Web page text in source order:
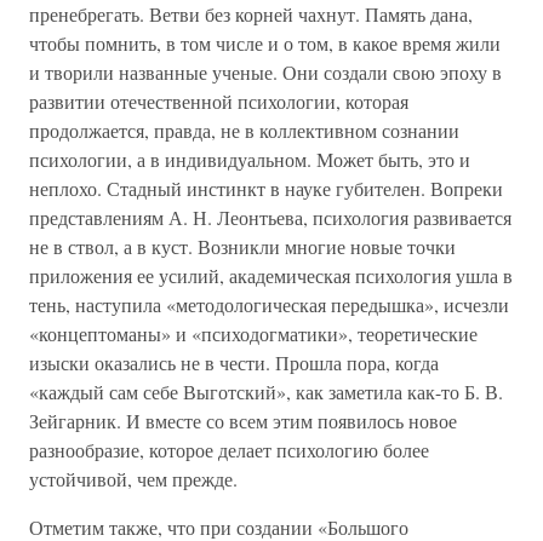
пренебрегать. Ветви без корней чахнут. Память дана,
чтобы помнить, в том числе и о том, в какое время жили
и творили названные ученые. Они создали свою эпоху в
развитии отечественной психологии, которая
продолжается, правда, не в коллективном сознании
психологии, а в индивидуальном. Может быть, это и
неплохо. Стадный инстинкт в науке губителен. Вопреки
представлениям А. Н. Леонтьева, психология развивается
не в ствол, а в куст. Возникли многие новые точки
приложения ее усилий, академическая психология ушла в
тень, наступила «методологическая передышка», исчезли
«концептоманы» и «психодогматики», теоретические
изыски оказались не в чести. Прошла пора, когда
«каждый сам себе Выготский», как заметила как-то Б. В.
Зейгарник. И вместе со всем этим появилось новое
разнообразие, которое делает психологию более
устойчивой, чем прежде.
Отметим также, что при создании «Большого